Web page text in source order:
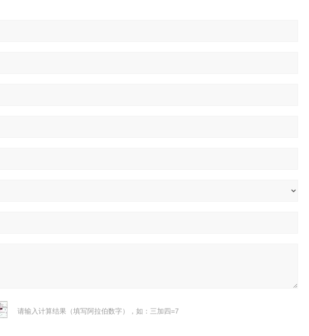
请输入计算结果（填写阿拉伯数字），如：三加四=7